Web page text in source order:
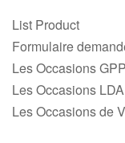
List Product
Formulaire
Les Occasions
Les Occasions
Les Occasions de